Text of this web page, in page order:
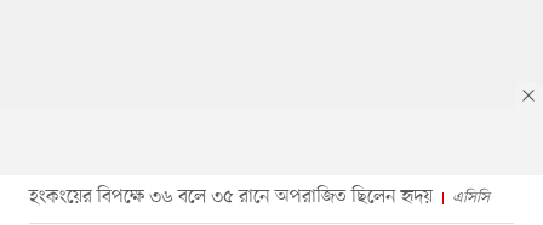
হংকংয়ের বিপক্ষে ৩৬ বলে ৩৫ রানে অপরাজিত ছিলেন হৃদয় এসিসি